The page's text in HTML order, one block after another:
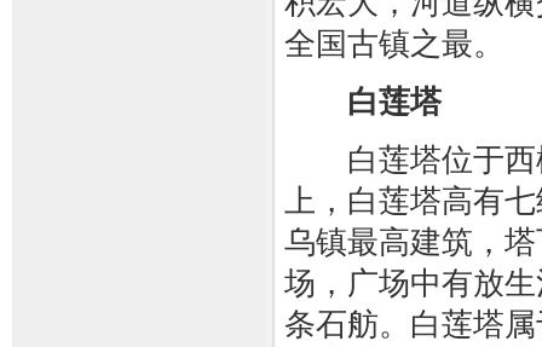
全国古镇之最。
白莲塔
白莲塔位于西
上，白莲塔高有
乌镇最高建筑，
场，广场中有放
条石舫。白莲塔